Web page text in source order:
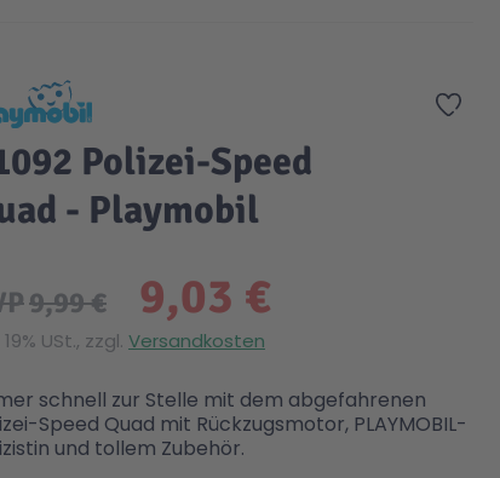
Zur
Polizei-Speed
- Playmobil
9,03 €
9,99 €
19% USt., zzgl. Versandkosten
schnell zur Stelle mit dem abgefahrenen
Speed Quad mit Rückzugsmotor, PLAYMOBIL-
und tollem Zubehör.